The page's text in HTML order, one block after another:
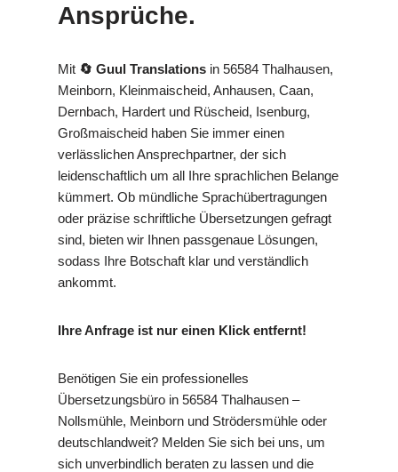
Ansprüche.
Mit 🔄 Guul Translations in 56584 Thalhausen,
Meinborn, Kleinmaischeid, Anhausen, Caan,
Dernbach, Hardert und Rüscheid, Isenburg,
Großmaischeid haben Sie immer einen
verlässlichen Ansprechpartner, der sich
leidenschaftlich um all Ihre sprachlichen Belange
kümmert. Ob mündliche Sprachübertragungen
oder präzise schriftliche Übersetzungen gefragt
sind, bieten wir Ihnen passgenaue Lösungen,
sodass Ihre Botschaft klar und verständlich
ankommt.
Ihre Anfrage ist nur einen Klick entfernt!
Benötigen Sie ein professionelles
Übersetzungsbüro in 56584 Thalhausen –
Nollsmühle, Meinborn und Strödersmühle oder
deutschlandweit? Melden Sie sich bei uns, um
sich unverbindlich beraten zu lassen und die